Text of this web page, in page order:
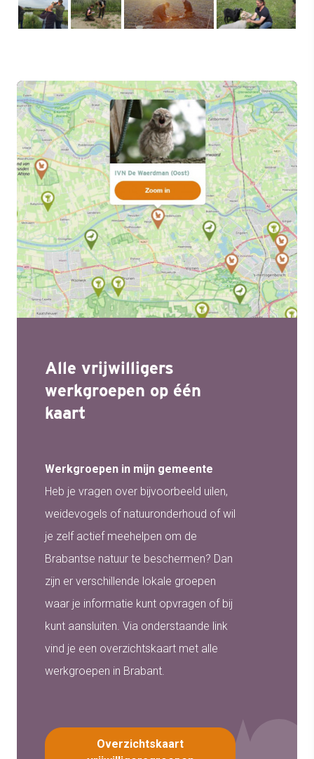
Alle vrijwilligers
werkgroepen op één
kaart
Werkgroepen in mijn gemeente
Heb je vragen over bijvoorbeeld uilen,
weidevogels of natuuronderhoud of wil
je zelf actief meehelpen om de
Brabantse natuur te beschermen? Dan
zijn er verschillende lokale groepen
waar je informatie kunt opvragen of bij
kunt aansluiten. Via onderstaande link
vind je een overzichtskaart met alle
werkgroepen in Brabant.
Overzichtskaart